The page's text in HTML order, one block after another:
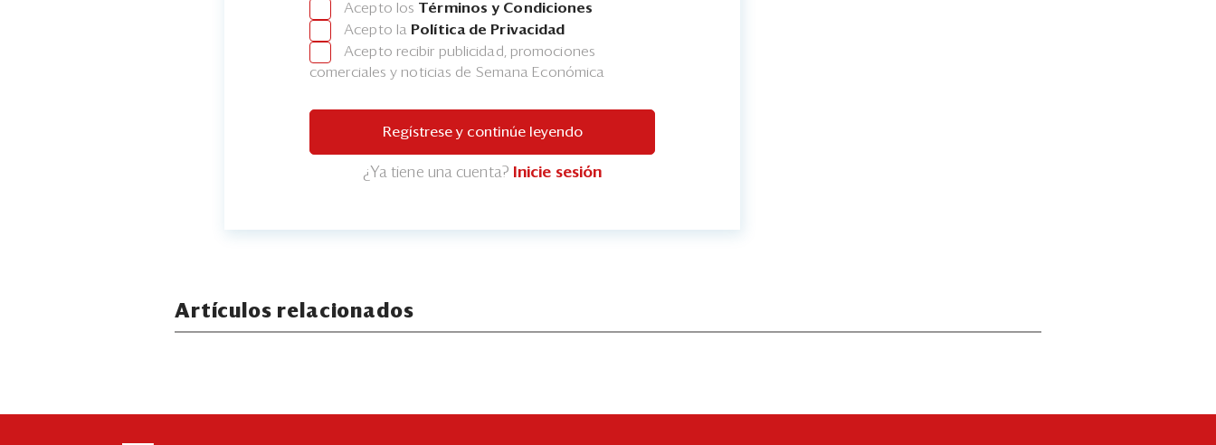
Acepto los Términos y Condiciones
Acepto la Política de Privacidad
Acepto recibir publicidad, promociones
comerciales y noticias de Semana Económica
Regístrese y continúe leyendo
¿Ya tiene una cuenta? Inicie sesión
Artículos relacionados